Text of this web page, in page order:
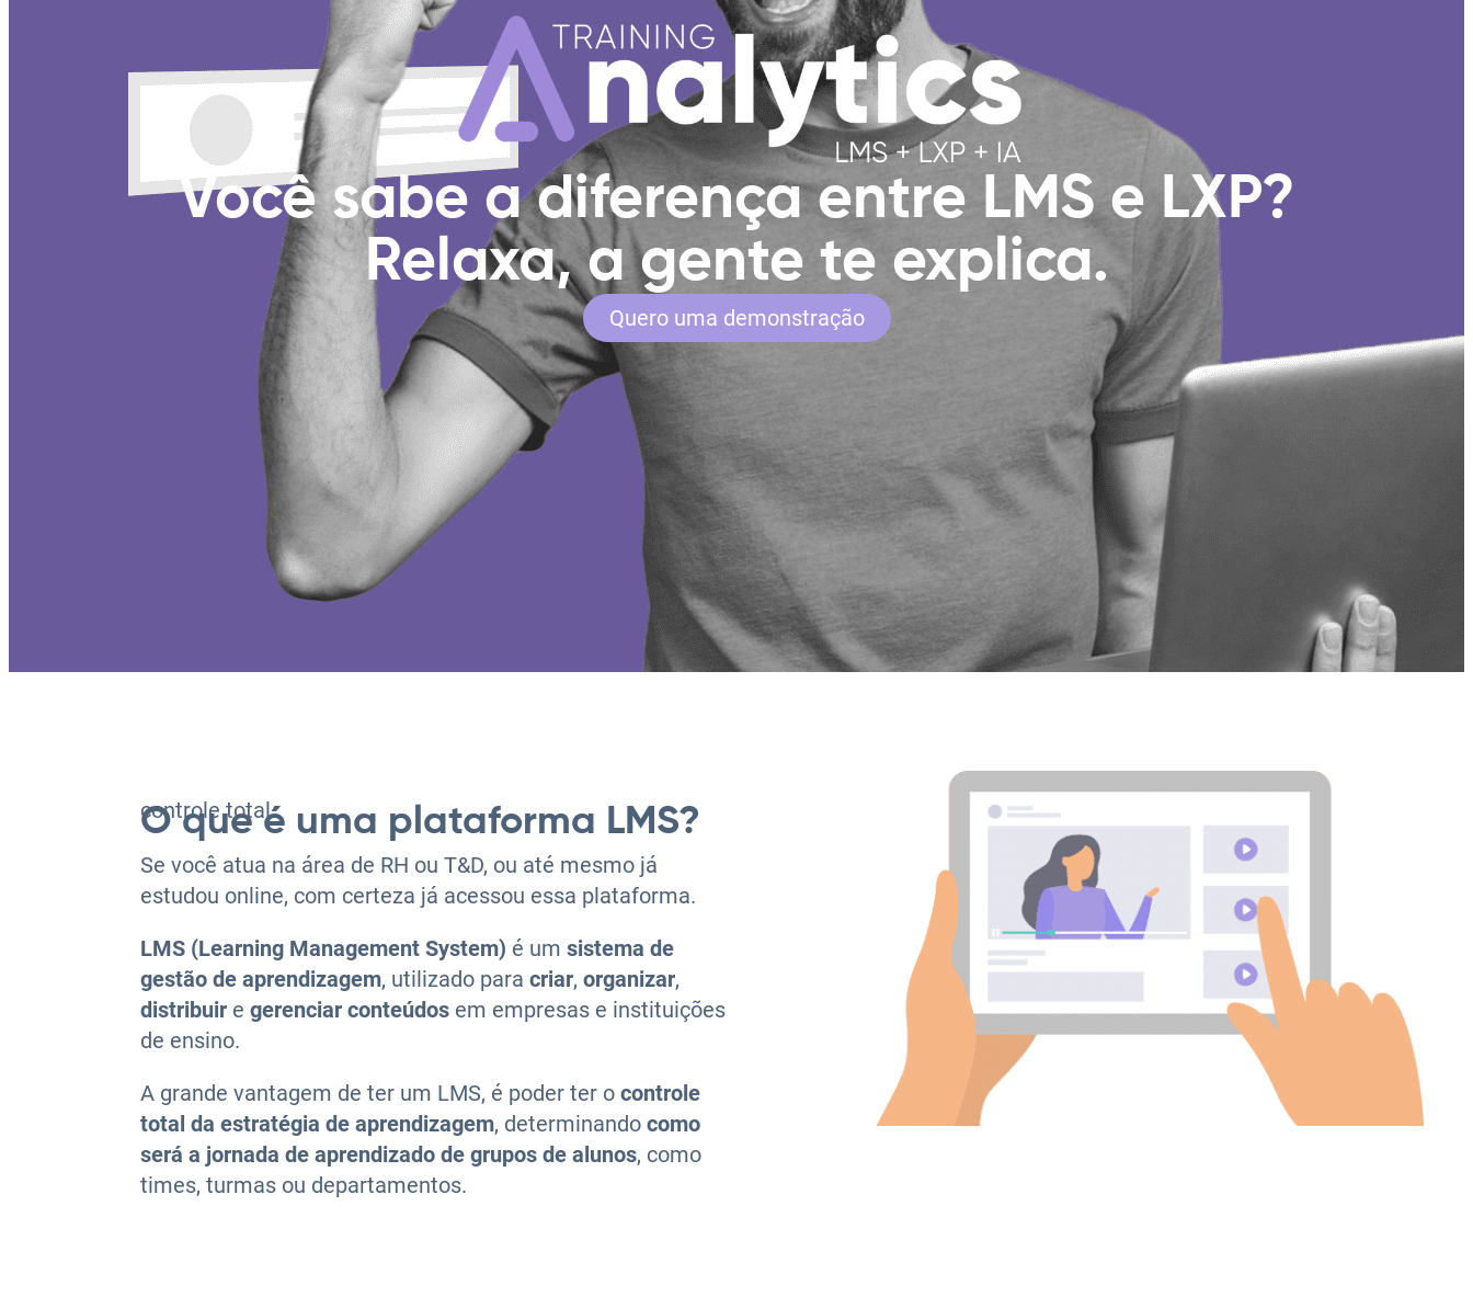
Você sabe a diferença entre LMS e LXP?
Relaxa, a gente te explica.
Quero uma demonstração
controle total
O que é uma plataforma LMS?
Se você atua na área de RH ou T&D, ou até mesmo já
estudou online, com certeza já acessou essa plataforma.
LMS (Learning Management System) é um sistema de
gestão de aprendizagem, utilizado para criar, organizar,
distribuir e gerenciar conteúdos em empresas e instituições
de ensino.
A grande vantagem de ter um LMS, é poder ter o controle
total da estratégia de aprendizagem, determinando como
será a jornada de aprendizado de grupos de alunos, como
times, turmas ou departamentos.